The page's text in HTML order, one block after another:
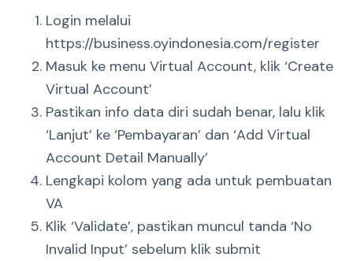
Login melalui
https://business.oyindonesia.com/register
Masuk ke menu Virtual Account, klik ‘Create
Virtual Account’
Pastikan info data diri sudah benar, lalu klik
‘Lanjut’ ke ‘Pembayaran’ dan ‘Add Virtual
Account Detail Manually’
Lengkapi kolom yang ada untuk pembuatan
VA
Klik ‘Validate’, pastikan muncul tanda ‘No
Invalid Input’ sebelum klik submit